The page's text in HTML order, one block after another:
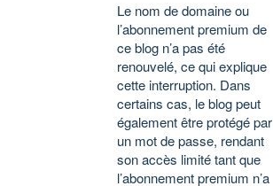
Le nom de domaine ou
l’abonnement premium de
ce blog n’a pas été
renouvelé, ce qui explique
cette interruption. Dans
certains cas, le blog peut
également être protégé par
un mot de passe, rendant
son accès limité tant que
l’abonnement premium n’a